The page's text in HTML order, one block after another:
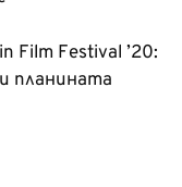
Film Festival ’20:
планината